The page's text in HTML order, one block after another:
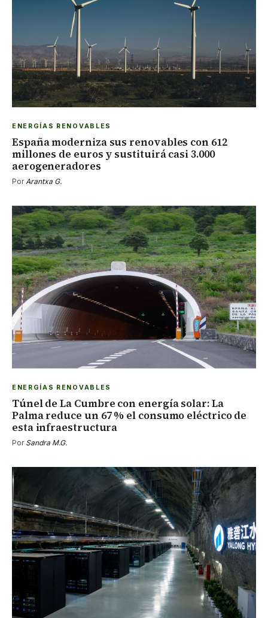
ENERGÍAS RENOVABLES
España moderniza sus renovables con 612
millones de euros y sustituirá casi 3.000
aerogeneradores
PorArantxa G.
ENERGÍAS RENOVABLES
Túnel de La Cumbre con energía solar: La
Palma reduce un 67 % el consumo eléctrico de
esta infraestructura
Por Sandra M.G.